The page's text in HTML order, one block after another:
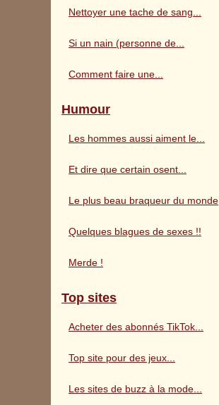
Nettoyer une tache de sang...
Si un nain (personne de...
Comment faire une...
Humour
Les hommes aussi aiment le...
Et dire que certain osent...
Le plus beau braqueur du monde
Quelques blagues de sexes !!
Merde !
Top sites
Acheter des abonnés TikTok...
Top site pour des jeux...
Les sites de buzz à la mode...